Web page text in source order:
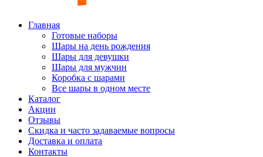
Главная
Готовые наборы
Шары на день рождения
Шары для девушки
Шары для мужчин
Коробка с шарами
Все шары в одном месте
Каталог
Акции
Отзывы
Скидка и часто задаваемые вопросы
Доставка и оплата
Контакты